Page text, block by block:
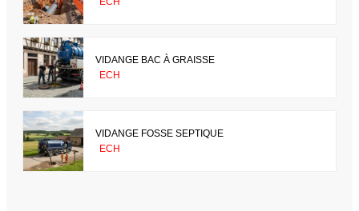
VIDANGE BAC À GRAISSE
ECH
VIDANGE FOSSE SEPTIQUE
ECH